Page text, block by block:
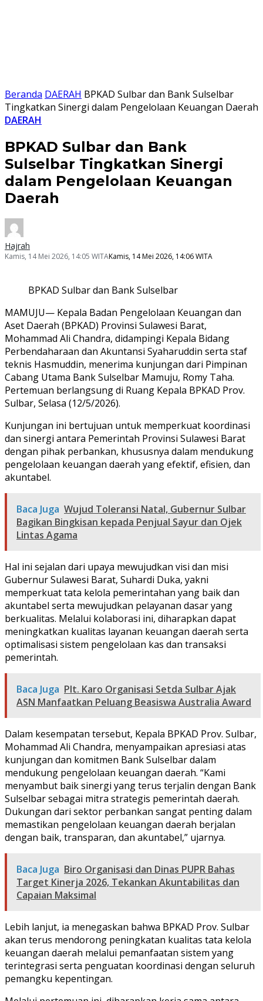
Beranda DAERAH BPKAD Sulbar dan Bank Sulselbar
Tingkatkan Sinergi dalam Pengelolaan Keuangan Daerah
DAERAH
BPKAD Sulbar dan Bank
Sulselbar Tingkatkan Sinergi
dalam Pengelolaan Keuangan
Daerah
Hajrah
Kamis, 14 Mei 2026, 14:05 WITAKamis, 14 Mei 2026, 14:06 WITA
BPKAD Sulbar dan Bank Sulselbar
MAMUJU— Kepala Badan Pengelolaan Keuangan dan
Aset Daerah (BPKAD) Provinsi Sulawesi Barat,
Mohammad Ali Chandra, didampingi Kepala Bidang
Perbendaharaan dan Akuntansi Syaharuddin serta staf
teknis Hasmuddin, menerima kunjungan dari Pimpinan
Cabang Utama Bank Sulselbar Mamuju, Romy Taha.
Pertemuan berlangsung di Ruang Kepala BPKAD Prov.
Sulbar, Selasa (12/5/2026).
Kunjungan ini bertujuan untuk memperkuat koordinasi
dan sinergi antara Pemerintah Provinsi Sulawesi Barat
dengan pihak perbankan, khususnya dalam mendukung
pengelolaan keuangan daerah yang efektif, efisien, dan
akuntabel.
Baca Juga Wujud Toleransi Natal, Gubernur Sulbar
Bagikan Bingkisan kepada Penjual Sayur dan Ojek
Lintas Agama
Hal ini sejalan dari upaya mewujudkan visi dan misi
Gubernur Sulawesi Barat, Suhardi Duka, yakni
memperkuat tata kelola pemerintahan yang baik dan
akuntabel serta mewujudkan pelayanan dasar yang
berkualitas. Melalui kolaborasi ini, diharapkan dapat
meningkatkan kualitas layanan keuangan daerah serta
optimalisasi sistem pengelolaan kas dan transaksi
pemerintah.
Baca Juga Plt. Karo Organisasi Setda Sulbar Ajak
ASN Manfaatkan Peluang Beasiswa Australia Award
Dalam kesempatan tersebut, Kepala BPKAD Prov. Sulbar,
Mohammad Ali Chandra, menyampaikan apresiasi atas
kunjungan dan komitmen Bank Sulselbar dalam
mendukung pengelolaan keuangan daerah. “Kami
menyambut baik sinergi yang terus terjalin dengan Bank
Sulselbar sebagai mitra strategis pemerintah daerah.
Dukungan dari sektor perbankan sangat penting dalam
memastikan pengelolaan keuangan daerah berjalan
dengan baik, transparan, dan akuntabel,” ujarnya.
Baca Juga Biro Organisasi dan Dinas PUPR Bahas
Target Kinerja 2026, Tekankan Akuntabilitas dan
Capaian Maksimal
Lebih lanjut, ia menegaskan bahwa BPKAD Prov. Sulbar
akan terus mendorong peningkatan kualitas tata kelola
keuangan daerah melalui pemanfaatan sistem yang
terintegrasi serta penguatan koordinasi dengan seluruh
pemangku kepentingan.